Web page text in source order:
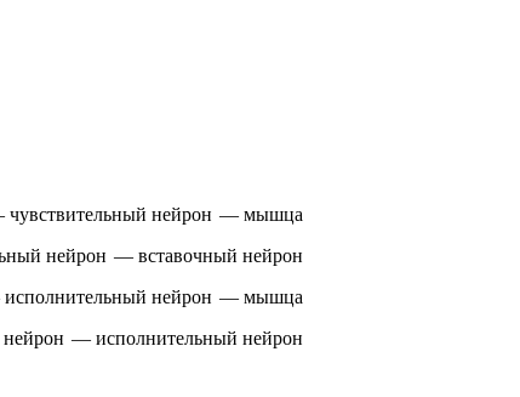
ней­рон — мышца
ней­рон — вста­воч­ный ней­рон
ней­рон — мышца
— ис­пол­ни­тель­ный ней­рон